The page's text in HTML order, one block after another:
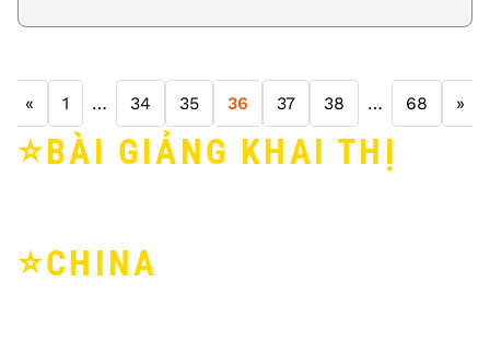
« 1 … 34 35 36 37 38 … 68 »
⭐️BÀI GIẢNG KHAI THỊ
⭐️CHINA